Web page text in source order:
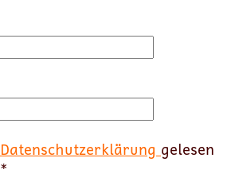
Datenschutzerklärung gelesen
*